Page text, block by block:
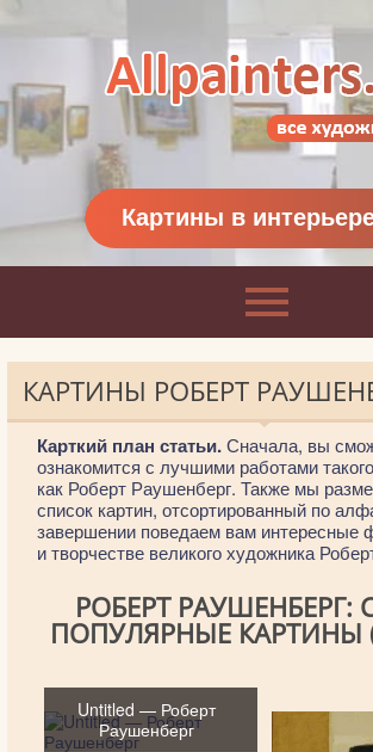
Картины классиков
и современников
Картины в
КАРТИНЫ РОБЕРТ
Карткий план статьи.Сначала, вы
ознакомится с лучшими работами
как Роберт Раушенберг. Также мы
список картин, отсортированный по
завершении поведаем вам интересные
и творчестве великого художника
РОБЕРТ РАУШЕНБЕРГ:
ПОПУЛЯРНЫЕ КАРТИНЫ
Untitled — Роберт
Раушенберг